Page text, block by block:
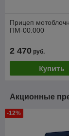
Прицеп
ПМ-00.000
2 470 руб.
Купить
Акционные
-12%